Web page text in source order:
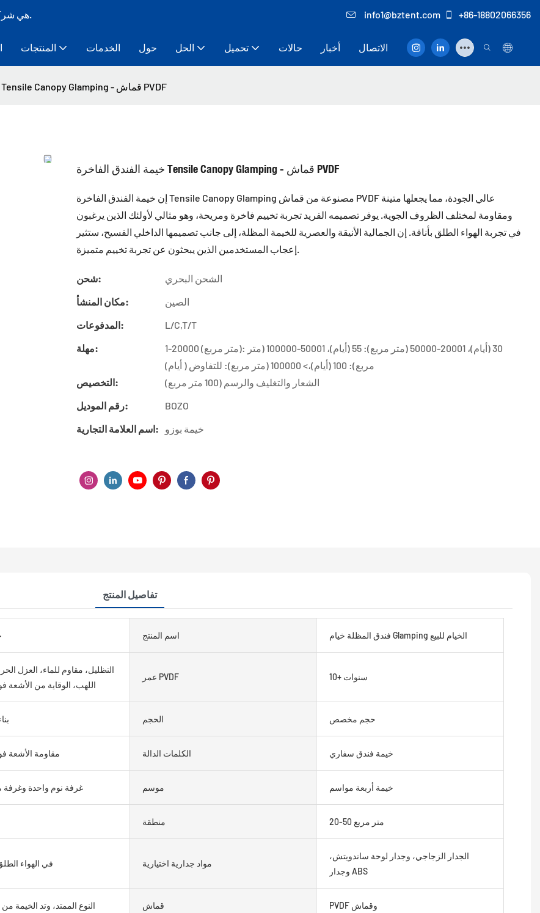
Bozo Tent هي شركة تصنيع خيام ذات هيكل مؤقت معياري لأكثر من 10 سنوات. info1@bztent.com +86-18802066356
المنتجات الخدمات حول الحل تحميل حالات أخبار الاتصال
خيمة الفندق الفاخرة Tensile Canopy Glamping - قماش PVDF
خيمة الفندق الفاخرة Tensile Canopy Glamping - قماش PVDF
إن خيمة الفندق الفاخرة Tensile Canopy Glamping مصنوعة من قماش PVDF عالي الجودة، مما يجعلها متينة
ومقاومة لمختلف الظروف الجوية. يوفر تصميمه الفريد تجربة تخييم فاخرة ومريحة، وهو مثالي لأولئك الذين يرغبون
في تجربة الهواء الطلق بأناقة. إن الجمالية الأنيقة والعصرية للخيمة المظلة، إلى جانب تصميمها الداخلي الفسيح، ستثير
شحن:
الشحن البحري
مكان المنشأ:
الصين
المدفوعات:
L/C,T/T
مهلة:
1-20000 (متر مربع): 30 (أيام)، 20001-50000 (متر مربع): 55 (أيام)، 50001-100000 (متر
مربع): 100 (أيام)،> 100000 (متر مربع): للتفاوض ( أيام)
التخصيص:
الشعار والتغليف والرسم (100 متر مربع)
رقم الموديل:
BOZO
اسم العلامة التجارية:
خيمة بوزو
تفاصيل المنتج
اسم المنتج فندق المظلة خيام Glamping الخيام للبيع
التظليل، مقاوم للماء، العزل
اللهب، الوقاية من الأشعة
عمر PVDF 10+ سنوات
الحجم حجم مخصص
مقاومة الأشعة الكلمات الدالة خيمة فندق سفاري
غرفة نوم واحدة وغرفة موسم خيمة أربعة مواسم
منطقة 20-50 متر مربع
في الهواء مواد جدارية اختيارية
الجدار الزجاجي، وجدار لوحة ساندويتش،
وجدار ABS
النوع الممتد، وتد الخيمة من قماش PVDF وقماش